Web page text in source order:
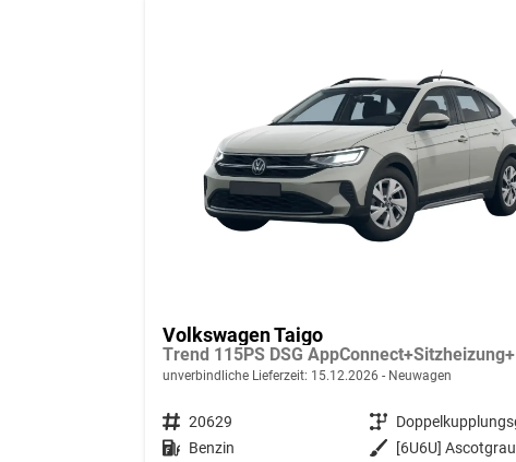
Volkswagen Taigo
unverbindliche Lieferzeit: 15.12.2026 Neuwagen
Fahrzeugnr. 20629 Getriebe
Kraftstoff Benzin Außenfarbe
[6U6U] Ascotgrau